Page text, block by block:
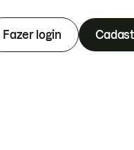
Fazer login